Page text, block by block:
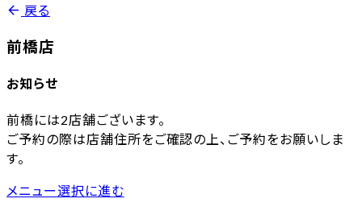
arrow_back 戻る
前橋店
お知らせ
前橋には2店舗ございます。
ご予約の際は店舗住所をご確認の上、ご予約をお願いしま
す。
メニュー選択に進む